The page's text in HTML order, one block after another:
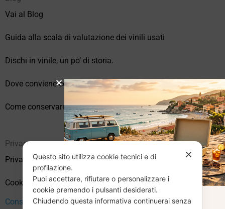
Vai al Blog
Guida alla scala di valutazione dei vinili usati
Dischi in vinile, un po’ di storia.
Dove conviene comprare vinili online?
Come conservare correttamente i vinili usati
Privacy
Privacy Policy
Cookie Policy (UE)
Consenso
✕
Questo sito utilizza cookie tecnici e di
profilazione.
Puoi accettare, rifiutare o personalizzare i
cookie premendo i pulsanti desiderati.
Chiudendo questa informativa continuerai senza